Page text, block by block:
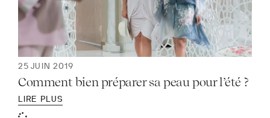
25 JUIN 2019
Comment bien préparer sa peau pour l’été ?
LIRE PLUS